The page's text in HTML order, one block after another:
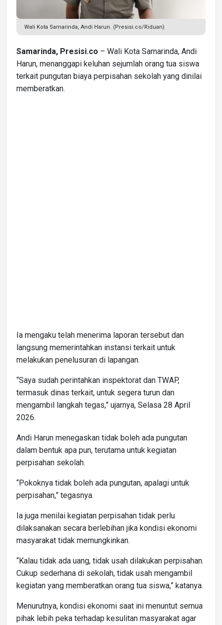
Wali Kota Samarinda, Andi Harun. (Presisi.co/Riduan)
Samarinda, Presisi.co – Wali Kota Samarinda, Andi
Harun, menanggapi keluhan sejumlah orang tua siswa
terkait pungutan biaya perpisahan sekolah yang dinilai
memberatkan.
Ia mengaku telah menerima laporan tersebut dan
langsung memerintahkan instansi terkait untuk
melakukan penelusuran di lapangan.
“Saya sudah perintahkan inspektorat dan TWAP,
termasuk dinas terkait, untuk segera turun dan
mengambil langkah tegas,” ujarnya, Selasa 28 April
2026.
Andi Harun menegaskan tidak boleh ada pungutan
dalam bentuk apa pun, terutama untuk kegiatan
perpisahan sekolah.
“Pokoknya tidak boleh ada pungutan, apalagi untuk
perpisahan,” tegasnya.
Ia juga menilai kegiatan perpisahan tidak perlu
dilaksanakan secara berlebihan jika kondisi ekonomi
masyarakat tidak memungkinkan.
“Kalau tidak ada uang, tidak usah dilakukan perpisahan.
Cukup sederhana di sekolah, tidak usah mengambil
kegiatan yang memberatkan orang tua siswa,” katanya.
Menurutnya, kondisi ekonomi saat ini menuntut semua
pihak lebih peka terhadap kesulitan masyarakat agar